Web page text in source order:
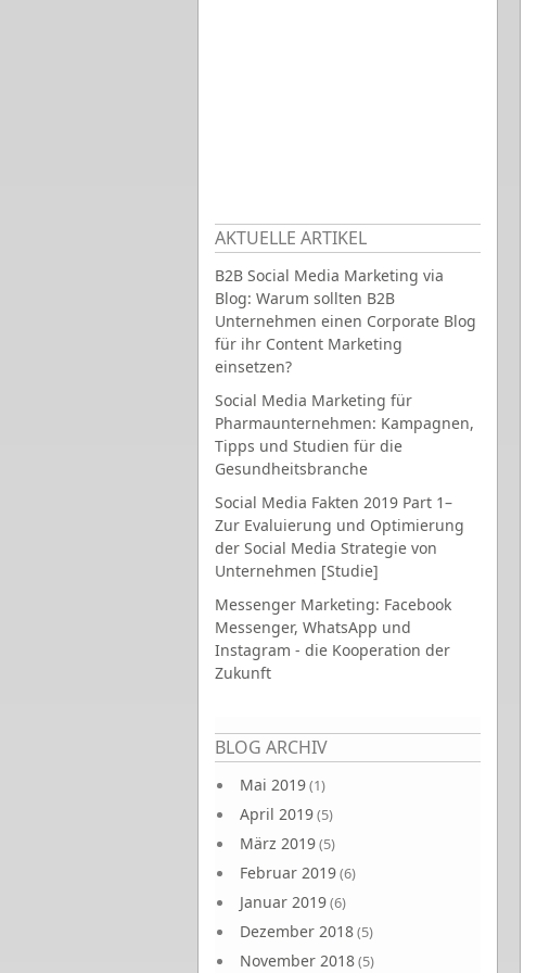
AKTUELLE ARTIKEL
B2B Social Media Marketing via
Blog: Warum sollten B2B
Unternehmen einen Corporate Blog
für ihr Content Marketing
einsetzen?
Social Media Marketing für
Pharmaunternehmen: Kampagnen,
Tipps und Studien für die
Gesundheitsbranche
Social Media Fakten 2019 Part 1–
Zur Evaluierung und Optimierung
der Social Media Strategie von
Unternehmen [Studie]
Messenger Marketing: Facebook
Messenger, WhatsApp und
Instagram - die Kooperation der
Zukunft
BLOG ARCHIV
Mai 2019(1)
April 2019(5)
März 2019(5)
Februar 2019(6)
Januar 2019(6)
Dezember 2018(5)
November 2018(5)
Seiten